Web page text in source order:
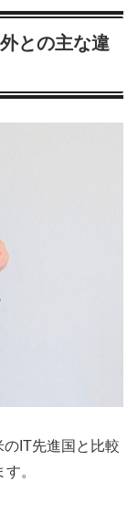
との主な違
IT先進国と比較
。